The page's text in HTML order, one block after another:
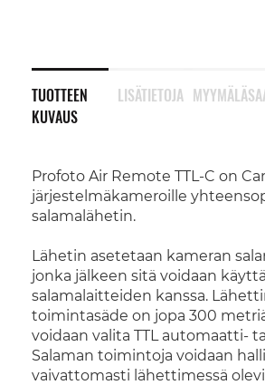
TUOTTEEN
KUVAUS
Profoto Air Remote TTL-C on
järjestelmäkameroille
salamalähetin.
Lähetin asetetaan kameran
jonka jälkeen sitä voidaan
salamalaitteiden kanssa.
toimintasäde on jopa 300
voidaan valita TTL automaatti-
Salaman toimintoja voidaan
vaivattomasti lähettimessä
LISÄTIETOJA